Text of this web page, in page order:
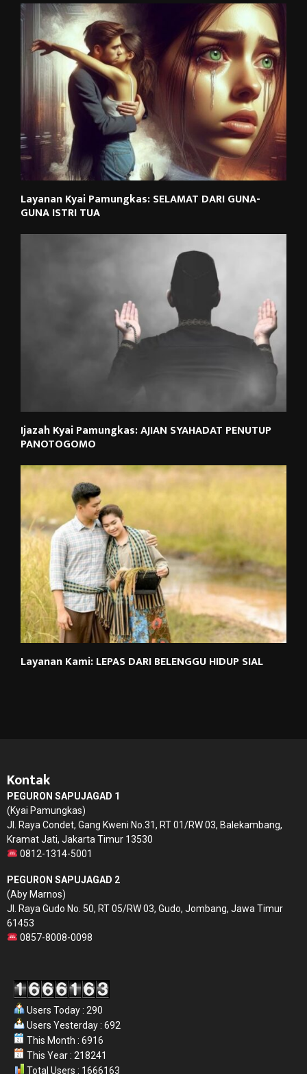
Layanan Kyai Pamungkas: SELAMAT DARI GUNA-
GUNA ISTRI TUA
Ijazah Kyai Pamungkas: AJIAN SYAHADAT PENUTUP
PANOTOGOMO
Layanan Kami: LEPAS DARI BELENGGU HIDUP SIAL
Kontak
PEGURON SAPUJAGAD 1
(Kyai Pamungkas)
Jl. Raya Condet, Gang Kweni No.31, RT 01/RW 03, Balekambang,
Kramat Jati, Jakarta Timur 13530
0812-1314-5001
PEGURON SAPUJAGAD 2
(Aby Marnos)
Jl. Raya Gudo No. 50, RT 05/RW 03, Gudo, Jombang, Jawa Timur
61453
0857-8008-0098
Users Today : 290
Users Yesterday : 692
This Month : 6916
This Year : 218241
Total Users : 1666163